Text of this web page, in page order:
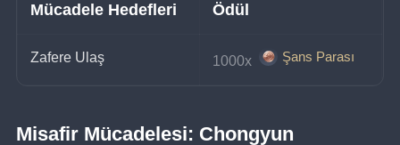
Mücadele Hedefleri Ödül
Zafere Ulaş 1000x Şans Parası
Misafir Mücadelesi: Chongyun